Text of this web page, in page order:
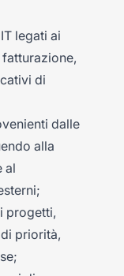
legati ai
di
dalle
alla
al
progetti,
priorità,